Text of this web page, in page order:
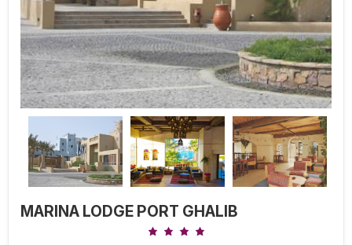
MARINA LODGE PORT GHALIB